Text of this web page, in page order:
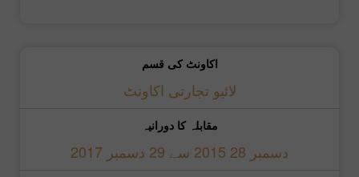
اکاونٹ کی قسم
لائیو تجارتی اکاونٹ
مقابلہ کا دورانیہ
دسمبر 28 2015 سے 29 دسمبر 2017